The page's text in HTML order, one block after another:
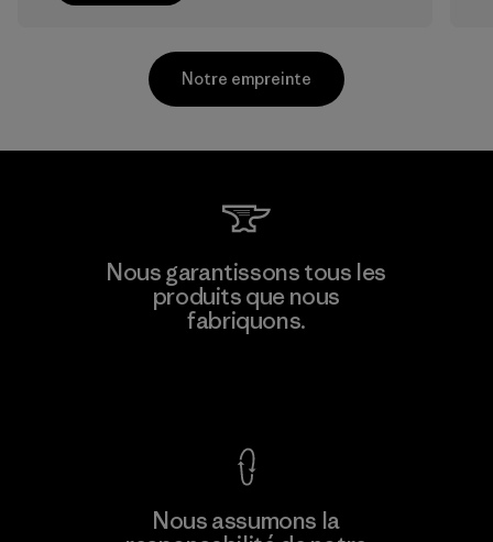
Toyota Tsusho
Material-supplier
Notre empreinte
Nous garantissons tous les
produits que nous
fabriquons.
Nous assumons la